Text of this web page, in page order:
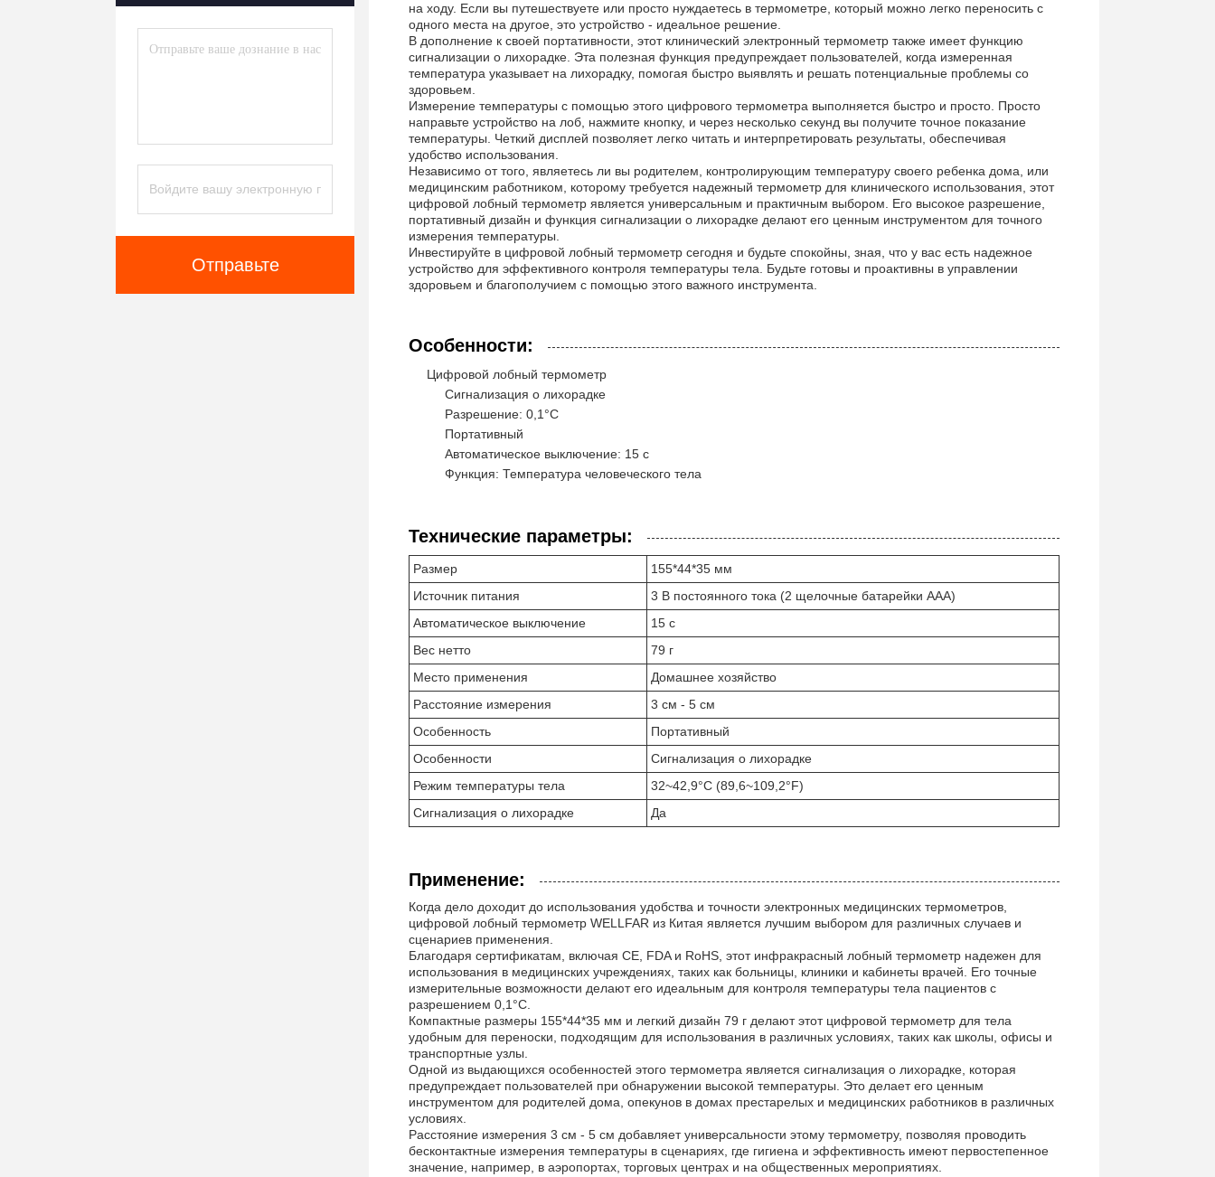
Отправьте
на ходу. Если вы путешествуете или просто нуждаетесь в термометре, который можно легко переносить с
одного места на другое, это устройство - идеальное решение.
В дополнение к своей портативности, этот клинический электронный термометр также имеет функцию
сигнализации о лихорадке. Эта полезная функция предупреждает пользователей, когда измеренная
температура указывает на лихорадку, помогая быстро выявлять и решать потенциальные проблемы со
здоровьем.
Измерение температуры с помощью этого цифрового термометра выполняется быстро и просто. Просто
направьте устройство на лоб, нажмите кнопку, и через несколько секунд вы получите точное показание
температуры. Четкий дисплей позволяет легко читать и интерпретировать результаты, обеспечивая
удобство использования.
Независимо от того, являетесь ли вы родителем, контролирующим температуру своего ребенка дома, или
медицинским работником, которому требуется надежный термометр для клинического использования, этот
цифровой лобный термометр является универсальным и практичным выбором. Его высокое разрешение,
портативный дизайн и функция сигнализации о лихорадке делают его ценным инструментом для точного
измерения температуры.
Инвестируйте в цифровой лобный термометр сегодня и будьте спокойны, зная, что у вас есть надежное
устройство для эффективного контроля температуры тела. Будьте готовы и проактивны в управлении
здоровьем и благополучием с помощью этого важного инструмента.
Особенности:
Цифровой лобный термометр
Сигнализация о лихорадке
Разрешение: 0,1°C
Портативный
Автоматическое выключение: 15 с
Функция: Температура человеческого тела
Технические параметры:
Размер
155*44*35 мм
Источник питания
3 В постоянного тока (2 щелочные батарейки AAA)
Автоматическое выключение
15 с
Вес нетто
79 г
Место применения
Домашнее хозяйство
Расстояние измерения
3 см - 5 см
Особенность
Портативный
Особенности
Сигнализация о лихорадке
Режим температуры тела
32~42,9°C (89,6~109,2°F)
Сигнализация о лихорадке
Да
Применение:
Когда дело доходит до использования удобства и точности электронных медицинских термометров,
цифровой лобный термометр WELLFAR из Китая является лучшим выбором для различных случаев и
сценариев применения.
Благодаря сертификатам, включая CE, FDA и RoHS, этот инфракрасный лобный термометр надежен для
использования в медицинских учреждениях, таких как больницы, клиники и кабинеты врачей. Его точные
измерительные возможности делают его идеальным для контроля температуры тела пациентов с
разрешением 0,1°C.
Компактные размеры 155*44*35 мм и легкий дизайн 79 г делают этот цифровой термометр для тела
удобным для переноски, подходящим для использования в различных условиях, таких как школы, офисы и
транспортные узлы.
Одной из выдающихся особенностей этого термометра является сигнализация о лихорадке, которая
предупреждает пользователей при обнаружении высокой температуры. Это делает его ценным
инструментом для родителей дома, опекунов в домах престарелых и медицинских работников в различных
условиях.
Расстояние измерения 3 см - 5 см добавляет универсальности этому термометру, позволяя проводить
бесконтактные измерения температуры в сценариях, где гигиена и эффективность имеют первостепенное
значение, например, в аэропортах, торговых центрах и на общественных мероприятиях.